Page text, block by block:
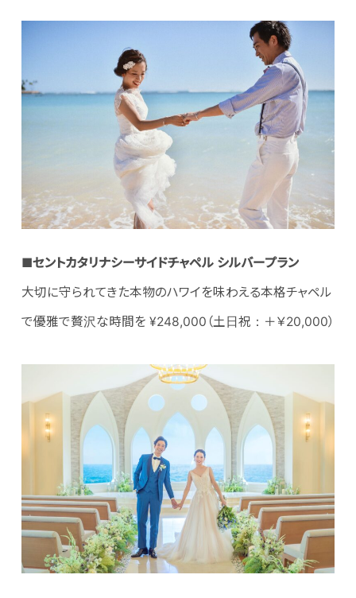
■セントカタリナシーサイドチャペル シルバープラン
大切に守られてきた本物のハワイを味わえる本格チャペル
で優雅で贅沢な時間を ¥248,000（土日祝：＋￥20,000）